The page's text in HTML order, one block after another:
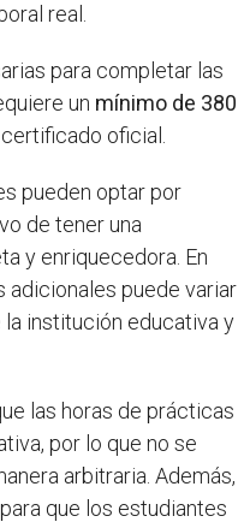
real.
para completar las
un mínimo de 380
oficial.
pueden optar por
de tener una
y enriquecedora. En
adicionales puede variar
institución educativa y
las horas de prácticas
por lo que no se
arbitraria. Además,
que los estudiantes